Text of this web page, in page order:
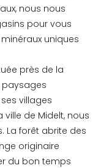
nous nous
pour vous
uniques
près de la
paysages
villages
de Midelt, nous
La forêt abrite des
originaire
du bon temps